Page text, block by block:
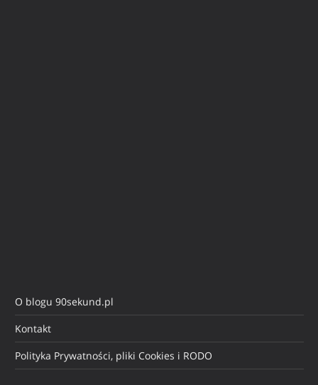
O blogu 90sekund.pl
Kontakt
Polityka Prywatności, pliki Cookies i RODO